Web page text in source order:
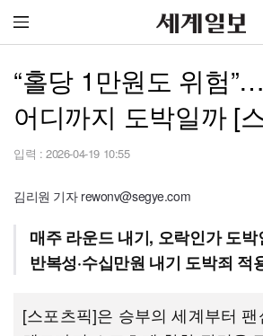
“홀당 1만원도 위험
어디까지 도박일까 [
입력 : 2026-04-19 10:55
김리원 기자 rewonv@segye.com
매주 라운드 내기, 오락인가 도박
반복성·수십만원 내기 도박죄 적
[스포츠픽]은 승부의 세계부터 팬